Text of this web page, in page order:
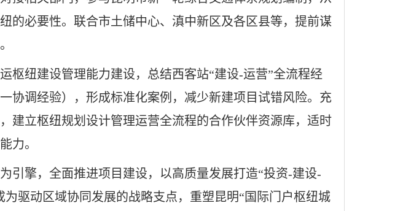
的必要性。联合市土储中心、滇中新区及各区县等，提前谋
枢纽建设管理能力建设，总结西客站“建设-运营”全流程经
协调经验），形成标准化案例，减少新建项目试错风险。充
建立枢纽规划设计管理运营全流程的合作伙伴资源库，适时
力。
引擎，全面推进项目建设，以高质量发展打造“投资-建设-
驱动区域协同发展的战略支点，重塑昆明“国际门户枢纽城